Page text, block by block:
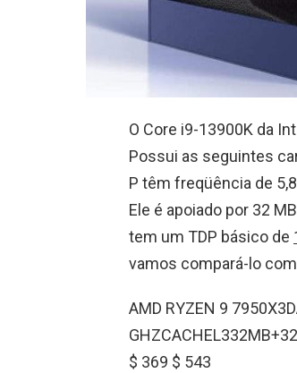
O Core i9-13900K da
Possui as seguintes
P têm freqüência de
Ele é apoiado por 32
tem um TDP básico de
vamos compará-lo
AMD RYZEN 9
$ 369 $ 543